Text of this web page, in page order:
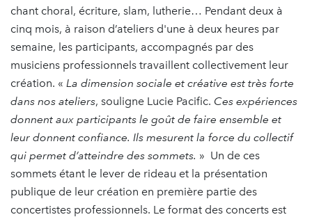
chant choral, écriture, slam, lutherie… Pendant deux à
cinq mois, à raison d’ateliers d'une à deux heures par
semaine, les participants, accompagnés par des
musiciens professionnels travaillent collectivement leur
création. « La dimension sociale et créative est très forte
dans nos ateliers, souligne Lucie Pacific. Ces expériences
donnent aux participants le goût de faire ensemble et
leur donnent confiance. Ils mesurent la force du collectif
qui permet d’atteindre des sommets. » Un de ces
sommets étant le lever de rideau et la présentation
publique de leur création en première partie des
concertistes professionnels. Le format des concerts est